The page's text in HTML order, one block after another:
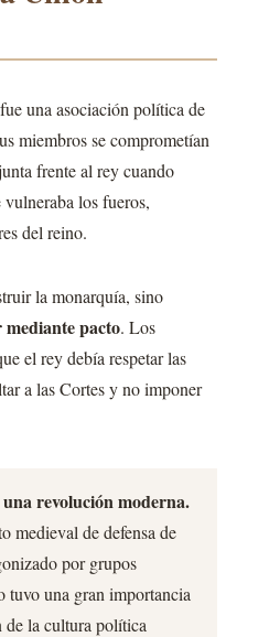
una asociación política de
miembros se comprometían
frente al rey cuando
vulneraba los fueros,
del reino.
la monarquía, sino
pacto. Los
el rey debía respetar las
a las Cortes y no imponer
revolución moderna.
medieval de defensa de
por grupos
tuvo una gran importancia
de la cultura política